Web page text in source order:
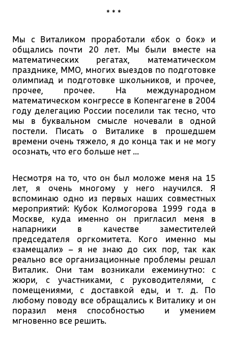
* * *
Мы с Виталиком проработали «бок о бок» и
общались почти 20 лет. Мы были вместе на
математических регатах, математическом
празднике, ММО, многих выездов по подготовке
олимпиад и подготовке школьников, и прочее,
прочее, прочее. На международном
математическом конгрессе в Копенгагене в 2004
году делегацию России поселили так тесно, что
мы в буквальном смысле ночевали в одной
постели. Писать о Виталике в прошедшем
времени очень тяжело, я до конца так и не могу
осознать, что его больше нет ...
Несмотря на то, что он был моложе меня на 15
лет, я очень многому у него научился. Я
вспоминаю одно из первых наших совместных
мероприятий: Кубок Колмогорова 1999 года в
Москве, куда именно он пригласил меня в
напарники в качестве заместителей
председателя оргкомитета. Кого именно мы
«замещали» – я не знаю до сих пор, так как
реально все организационные проблемы решал
Виталик. Они там возникали ежеминутно: с
жюри, с участниками, с руководителями, с
помещениями, с доставкой еды, и т. д. По
любому поводу все обращались к Виталику и он
поразил меня способностью и умением
мгновенно все решить.